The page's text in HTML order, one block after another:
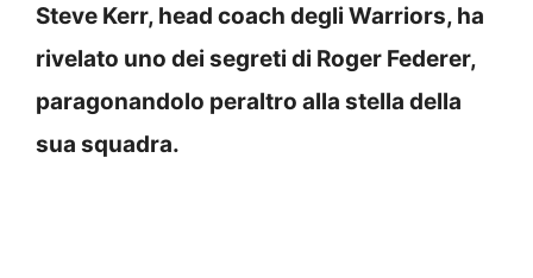
Steve Kerr, head coach degli Warriors, ha
rivelato uno dei segreti di Roger Federer,
paragonandolo peraltro alla stella della
sua squadra.